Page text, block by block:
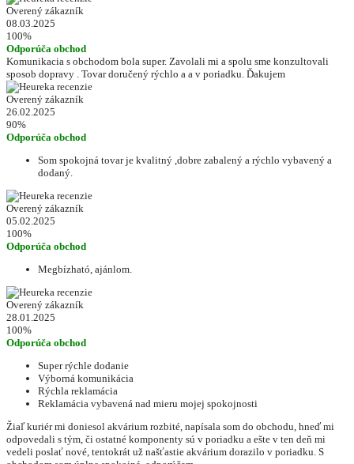
Overený zákazník
08.03.2025
100%
Odporúča obchod
Komunikacia s obchodom bola super. Zavolali mi a spolu sme konzultovali
sposob dopravy . Tovar doručený rýchlo a a v poriadku. Ďakujem
Overený zákazník
26.02.2025
90%
Odporúča obchod
Som spokojná tovar je kvalitný ,dobre zabalený a rýchlo vybavený a
dodaný.
Overený zákazník
05.02.2025
100%
Odporúča obchod
Megbízható, ajánlom.
Overený zákazník
28.01.2025
100%
Odporúča obchod
Super rýchle dodanie
Výborná komunikácia
Rýchla reklamácia
Reklamácia vybavená nad mieru mojej spokojnosti
Žiaľ kuriér mi doniesol akvárium rozbité, napísala som do obchodu, hneď mi
odpovedali s tým, či ostatné komponenty sú v poriadku a ešte v ten deň mi
vedeli poslať nové, tentokrát už našťastie akvárium dorazilo v poriadku. S